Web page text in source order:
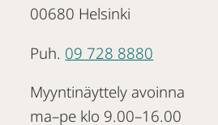
00680 Helsinki
Puh. 09 728 8880
Myyntinäyttely avoinna
ma–pe klo 9.00–16.00